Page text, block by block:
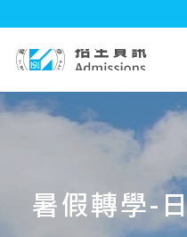
暑假轉學-